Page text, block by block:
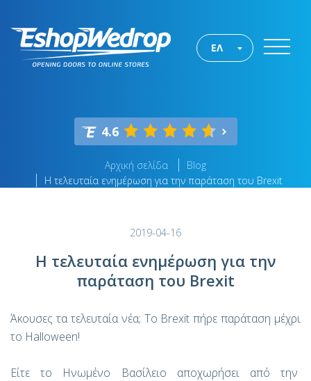
ΕΛ
4.6
Αρχική σελίδα
Blog
Η τελευταία ενημέρωση για την παράταση του Brexit
2019-04-16
Η τελευταία ενημέρωση για την
παράταση του Brexit
Άκουσες τα τελευταία νέα; Το Brexit πήρε παράταση μέχρι
το Halloween!
Είτε το Ηνωμένο Βασίλειο αποχωρήσει από την